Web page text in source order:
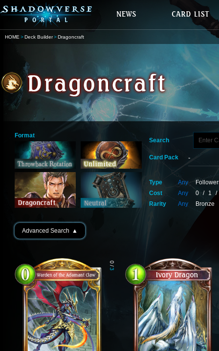
HOME Deck Builder Dragoncraft
Format
Search
Card Pack
Type Any
Cost
Any 0 / 1
/
Rarity
Any Bronze
Advanced Search ▲
0
/
3